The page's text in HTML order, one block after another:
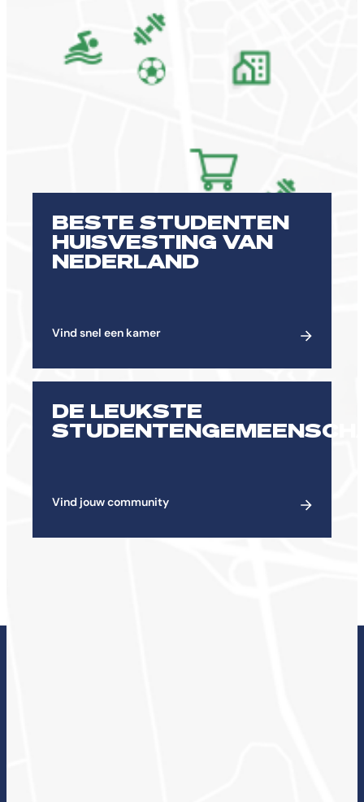
BESTE STUDENTEN
HUISVESTING VAN
NEDERLAND
Vind snel een kamer
DE LEUKSTE
Vind jouw community